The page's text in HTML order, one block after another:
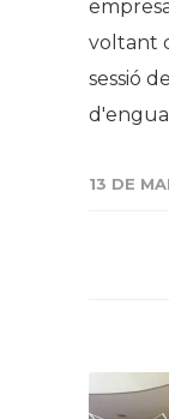
voltant
sessió
13 DE